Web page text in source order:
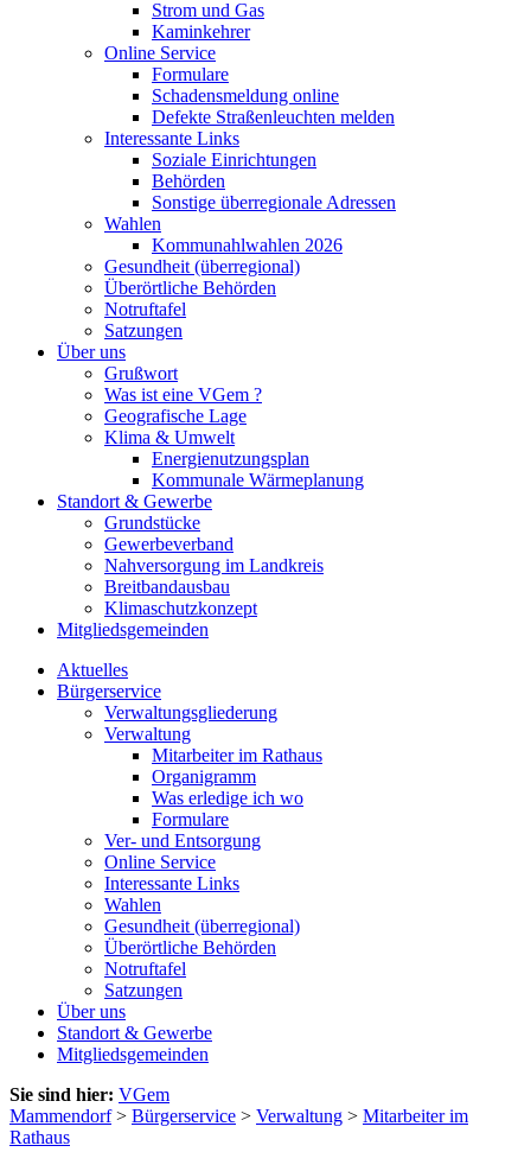
Strom und Gas
Kaminkehrer
Online Service
Formulare
Schadensmeldung online
Defekte Straßenleuchten melden
Interessante Links
Soziale Einrichtungen
Behörden
Sonstige überregionale Adressen
Wahlen
Kommunahlwahlen 2026
Gesundheit (überregional)
Überörtliche Behörden
Notruftafel
Satzungen
Über uns
Grußwort
Was ist eine VGem ?
Geografische Lage
Klima & Umwelt
Energienutzungsplan
Kommunale Wärmeplanung
Standort & Gewerbe
Grundstücke
Gewerbeverband
Nahversorgung im Landkreis
Breitbandausbau
Klimaschutzkonzept
Mitgliedsgemeinden
Aktuelles
Bürgerservice
Verwaltungsgliederung
Verwaltung
Mitarbeiter im Rathaus
Organigramm
Was erledige ich wo
Formulare
Ver- und Entsorgung
Online Service
Interessante Links
Wahlen
Gesundheit (überregional)
Überörtliche Behörden
Notruftafel
Satzungen
Über uns
Standort & Gewerbe
Mitgliedsgemeinden
Sie sind hier: VGem
Mammendorf> Bürgerservice > Verwaltung > Mitarbeiter im
Rathaus